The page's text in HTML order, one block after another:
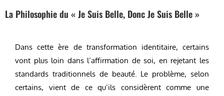
La Philosophie du « Je Suis Belle, Donc Je Suis Belle »
Dans cette ère de transformation identitaire, certains
vont plus loin dans l’affirmation de soi, en rejetant les
standards traditionnels de beauté. Le problème, selon
certains, vient de ce qu’ils considèrent comme une